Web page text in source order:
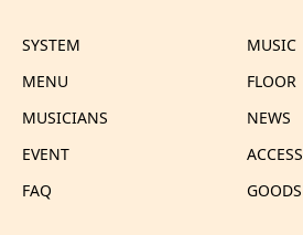
SYSTEM
MUSIC
MENU
FLOOR
MUSICIANS
NEWS
EVENT
ACCESS
FAQ
GOODS